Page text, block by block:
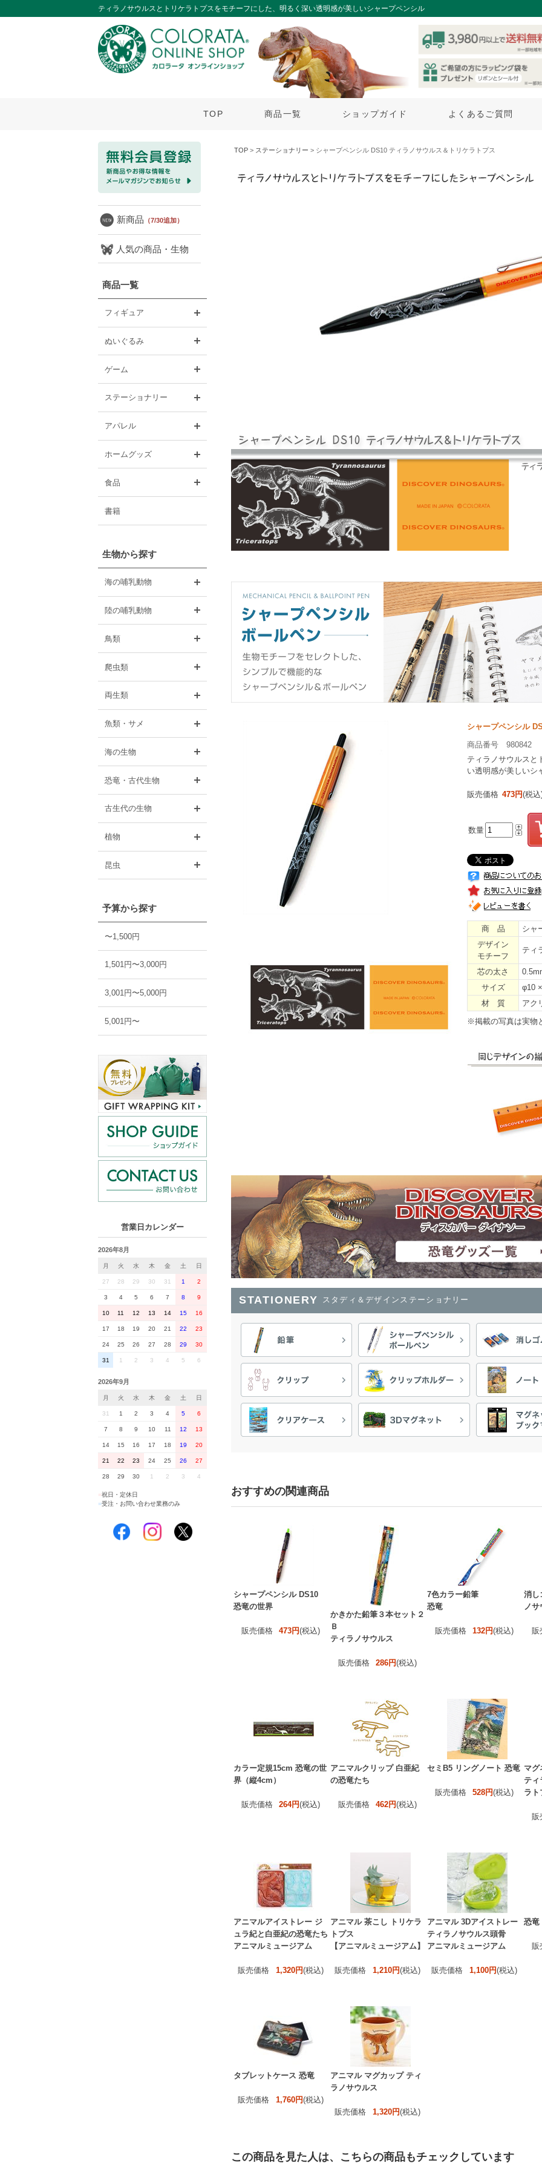
ティラノサウルスとトリケラトプスをモチーフにした、明るく深い透明感が美しいシャープペンシル
TOP 商品一覧 ショップガイド よくあるご質問
新商品 （7/30追加）
人気の商品・生物
商品一覧
フィギュア
ぬいぐるみ
ゲーム
ステーショナリー
アパレル
ホームグッズ
食品
書籍
生物から探す
海の哺乳動物
陸の哺乳動物
鳥類
爬虫類
両生類
魚類・サメ
海の生物
恐竜・古代生物
古生代の生物
植物
昆虫
予算から探す
〜1,500円
1,501円〜3,000円
3,001円〜5,000円
5,001円〜
営業日カレンダー
2026年8月
月 火 水 木 金 土 日
27 28 29 30 31 1 2
3 4 5 6 7 8 9
10 11 12 13 14 15 16
17 18 19 20 21 22 23
24 25 26 27 28 29 30
31 1 2 3 4 5 6
2026年9月
月 火 水 木 金 土 日
31 1 2 3 4 5 6
7 8 9 10 11 12 13
14 15 16 17 18 19 20
21 22 23 24 25 26 27
28 29 30 1 2 3 4
祝日・定休日
■受注・お問い合わせ業務のみ
TOP > ステーショナリー > シャープペンシル DS10 ティラノサウルス＆トリケラトプス
シャープペンシル
商品番号 980842
ティラノサウルスと
い透明感が美しいシ
販売価格 473円(税
数量
商 品
シャ
デザイン
モチーフ
ティ
芯の太さ
サイズ
φ10
材 質
アク
※掲載の写真は実物
STATIONERY スタディ＆デザインステーショナリー
おすすめの関連商品
シャープペンシル DS10
恐竜の世界
販売価格 473円(税込)
かきかた鉛筆３本セット２
Ｂ
ティラノサウルス
販売価格 286円(税込)
7色カラー鉛筆
恐竜
販売価格 132円(税込)
消し
ノサ
販
カラー定規15cm 恐竜の世
界（縦4cm）
販売価格 264円(税込)
アニマルクリップ 白亜紀
の恐竜たち
販売価格 462円(税込)
セミB5 リングノート 恐竜
販売価格 528円(税込)
マグ
ティ
ラト
販
アニマルアイストレー ジ
ュラ紀と白亜紀の恐竜たち
アニマルミュージアム
販売価格 1,320円(税込)
アニマル 茶こし トリケラ
トプス
【アニマルミュージアム】
販売価格 1,210円(税込)
アニマル 3Dアイストレー
ティラノサウルス頭骨
アニマルミュージアム
販売価格 1,100円(税込)
恐竜
販
タブレットケース 恐竜
販売価格 1,760円(税込)
アニマル マグカップ ティ
ラノサウルス
販売価格 1,320円(税込)
この商品を見た人は、こちらの商品もチェックしています